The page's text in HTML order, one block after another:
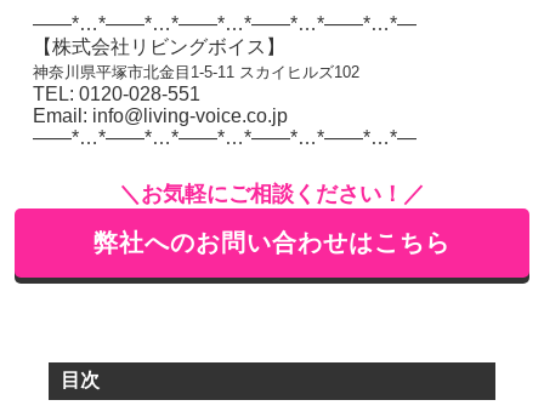
——*…*——*…*——*…*——*…*——*…*—
【株式会社リビングボイス】
神奈川県平塚市北金目1-5-11 スカイヒルズ102
TEL: 0120-028-551
Email: info@living-voice.co.jp
——*…*——*…*——*…*——*…*——*…*—
＼お気軽にご相談ください！／
弊社へのお問い合わせはこちら
目次